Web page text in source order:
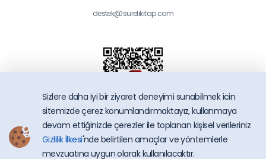
destek@surelikitap.com
SüreliKitap.com
Sizlere daha iyi bir ziyaret deneyimi sunabilmek icin
sitemizde çerez konumlandırmaktayız, kullanmaya
devam ettiğinizde çerezler ile toplanan kişisel verileriniz
Gizlilik İlkesi'nde belirtilen amaçlar ve yöntemlerle
mevzuatına uygun olarak kullanılacaktır.